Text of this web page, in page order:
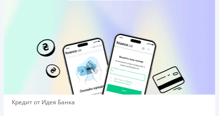
Бронзовый призер FinAwards 2026 «Лучшая программа
лояльности»
Первый займ
от 0,01%/день до 30 000 ₴
Повторный займ
Кредит от Идея Банка